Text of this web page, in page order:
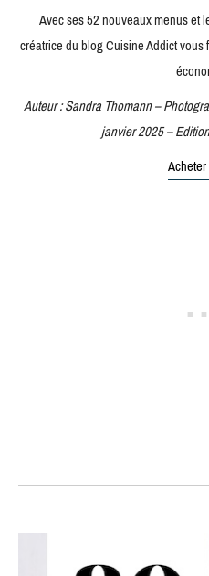
Avec ses 52 nouveaux menus et
créatrice du blog Cuisine Addict
Auteur : Sandra Thomann –
janvier 2025 –